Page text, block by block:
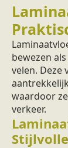
bewezen
velen. Deze
waardoor
verkeer.